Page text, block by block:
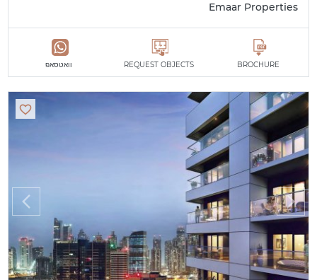
Emaar Properties
BROCHURE
REQUEST OBJECTS וואטסאפ